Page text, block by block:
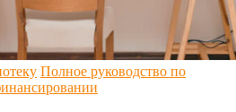
Полное руководство по